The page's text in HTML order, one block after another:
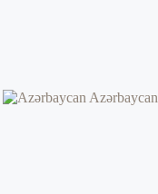
Azərbaycan